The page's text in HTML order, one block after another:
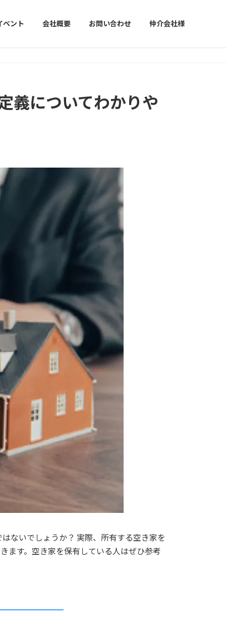
ベント 会社概要 お問い合わせ 仲介会社様
義についてわかりや
ないでしょうか？ 実際、所有する空き家を
ます。空き家を保有している人はぜひ参考